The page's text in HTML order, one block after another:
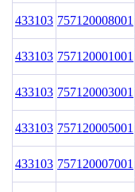
433103 757120008001
433103 757120001001
433103 757120003001
433103 757120005001
433103 757120007001